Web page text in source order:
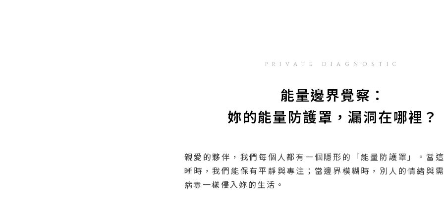
PRIVATE DIAGNOSTIC
能量邊界覺察：
妳的能量防護罩，漏洞在哪裡？
親愛的夥伴，我們每個人都有一個隱形的「能量防護罩」。當
晰時，我們能保有平靜與專注；當邊界模糊時，別人的情緒與
病毒一樣侵入妳的生活。